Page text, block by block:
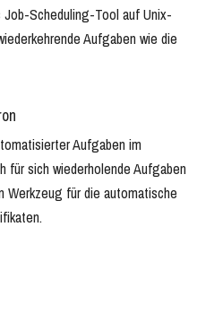
Scheduling-Tool auf Unix-
Aufgaben wie die
Aufgaben im
für sich wiederholende Aufgaben
Werkzeug für die automatische